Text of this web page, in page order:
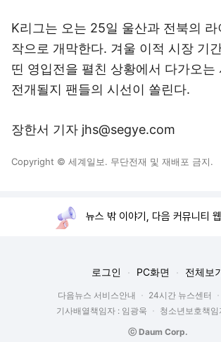
K리그는 오는 25일 울산과 전북의 라
작으로 개막한다. 겨울 이적 시장 기
띤 영입전을 펼친 상황에서 다가오는
전개될지 팬들의 시선이 쏠린다.
장한서 기자 jhs@segye.com
Copyright © 세계일보. 무단전재 및 재배포 금지.
뉴스 밖 이야기, 다음 커뮤니티
로그인 PC화면 전체보
다음뉴스 서비스안내 24시간 뉴스센터
기사배열책임자 : 임광욱
청소년보호책임
ⓒ Daum Corp.